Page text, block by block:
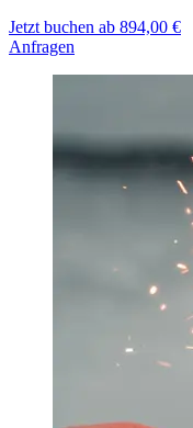
Jetzt buchen ab 894,00 €
Anfragen